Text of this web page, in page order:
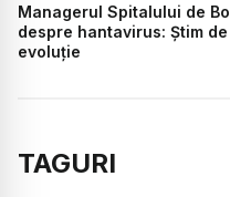
Managerul Spitalului de
despre hantavirus: Știm
evoluție
TAGURI